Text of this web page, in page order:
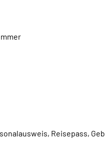
Reisepass,